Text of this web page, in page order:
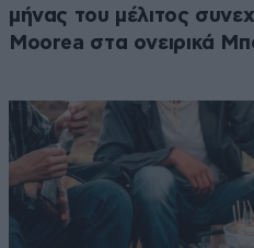
μήνας του μέλιτος
Moorea στα ονειρικά